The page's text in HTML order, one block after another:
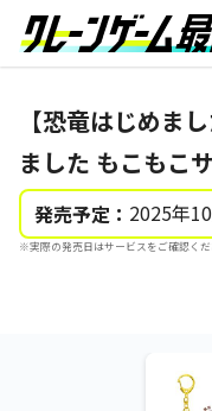
【恐竜はじめま
ました もこもこ
発売予定： 2025年
※実際の発売日はサービスをご確認くだ